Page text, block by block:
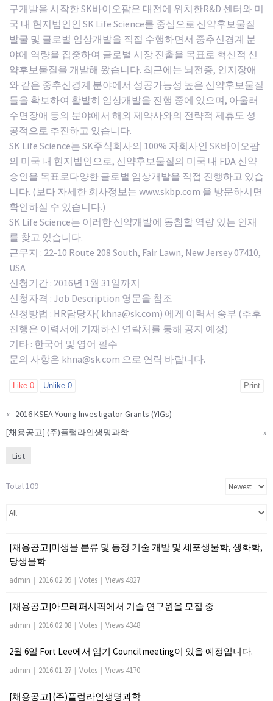
구개발을 시작한 SK바이오팜은 대전에 위치한R&D 센터와 미
국 내 현지법인인 SK Life Science를 중심으로 신약후보물질
발굴 및 글로벌 임상개발을 직접 수행하면서 중추신경계 분
야에 역량을 집중하여 글로벌 시장 진출을 목표로 혁신적 신
약후보물질을 개발해 왔습니다. 최근에는 뇌전증, 인지장애
와 같은 중추신경계 분야에서 성공가능성 높은 신약후보물질
들을 확보하여 활발히 임상개발을 진행 중에 있으며, 아울러
수면장애 등의 분야에서 해외 제약사와의 전략적 제휴도 성
공적으로 추진하고 있습니다.
SK Life Science는 SK주식회사의 100% 자회사인 SK바이오팜
의 미국 내 현지법인으로, 신약후보물질의 미국 내 FDA 신약
승인을 목표로다양한 글로벌 임상개발을 직접 진행하고 있습
니다. (보다 자세한 회사정보는 www.skbp.com 을 방문하시면
확인하실 수 있습니다.)
SK Life Science는 이러한 신약개발에 동참할 역량 있는 인재
를 찾고 있습니다.
근무지 : 22-10 Route 208 South, Fair Lawn, New Jersey 07410,
USA
신청기간 : 2016년 1월 31일까지
신청자격 : Job Description 영문을 참조
신청방법 : HR담당자( khna@sk.com) 에게 이력서 송부 (추후
진행은 이력서에 기재하신 연락처를 통해 공지 예정)
기타 : 한국어 및 영어 필수
문의 사항은 khna@sk.com 으로 연락 바랍니다.
Like 0 Unlike 0 Print
« 2016 KSEA Young Investigator Grants (YIGs)
[채용공고] (주)플럼라인생명과학
»
List
Total 109
[채용공고]미생물 분류 및 동정 기술 개발 및 세포생물학, 생화학,
당생물학
admin | 2016.02.09 | Votes | Views 4827
[채용공고]아모레퍼시픽에서 기술 연구원을 모집 중
admin | 2016.02.08 | Votes | Views 4348
2월 6일 Fort Lee에서 임기 Council meeting이 있을 예정입니다.
admin | 2016.01.27 | Votes | Views 4170
[채용공고] (주)플럼라인생명과학